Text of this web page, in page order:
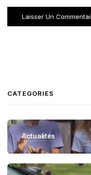
CATEGORIES
Actualités